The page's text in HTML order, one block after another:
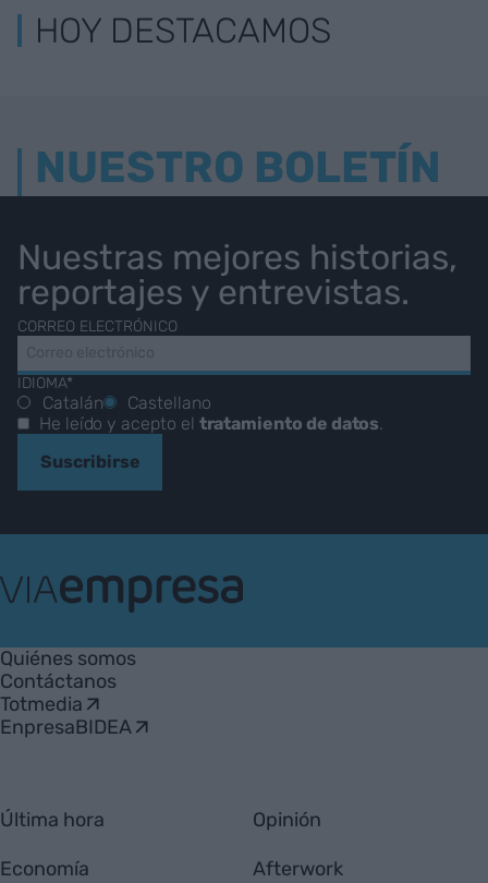
HOY DESTACAMOS
NUESTRO BOLETÍN
Nuestras mejores historias,
reportajes y entrevistas.
CORREO ELECTRÓNICO
IDIOMA*
Catalán
Castellano
He leído y acepto el tratamiento de datos
Suscribirse
Empresa
Quiénes somos
Contáctanos
Totmedia
EnpresaBIDEA
Última hora
Economía
Opinión
Afterwork